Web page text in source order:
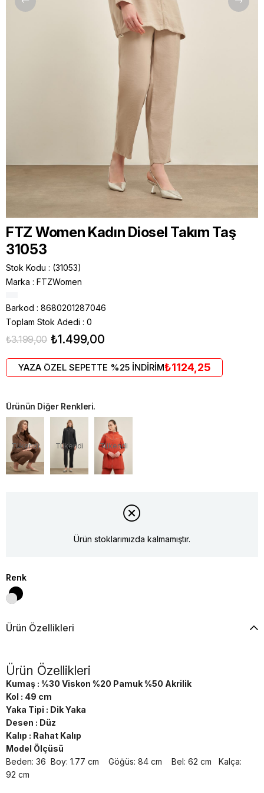
FTZ Women Kadın Diosel Takım Taş
31053
Stok Kodu
(31053)
Marka : FTZWomen
Barkod : 8680201287046
Toplam Stok Adedi : 0
₺3.199,00 ₺1.499,00
YAZA ÖZEL SEPETTE %25 İNDİRİM₺1124,25
Ürünün Diğer Renkleri.
Tükendi Tükendi Tükendi
Ürün stoklarımızda kalmamıştır.
Renk
Ürün Özellikleri
Ürün Özellikleri
Kumaş : %30 Viskon %20 Pamuk %50 Akrilik
Kol : 49 cm
Yaka Tipi : Dik Yaka
Desen : Düz
Kalıp : Rahat Kalıp
Model Ölçüsü
Beden: 36 Boy: 1.77 cm Göğüs: 84 cm Bel: 62 cm Kalça:
92 cm